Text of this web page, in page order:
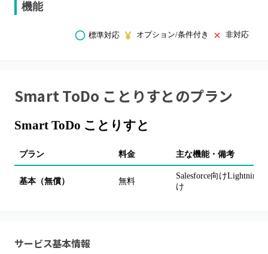
機能
標準対応 オプション/条件付き 非対応
Smart ToDo ことりすとのプラン
Smart ToDo ことりすと
プラン 料金 主な機能・備考
基本（無償） 無料
Salesforce向け
け
サービス基本情報